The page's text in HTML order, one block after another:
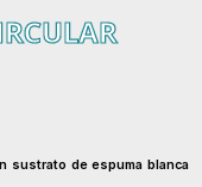
sustrato de espuma blanca